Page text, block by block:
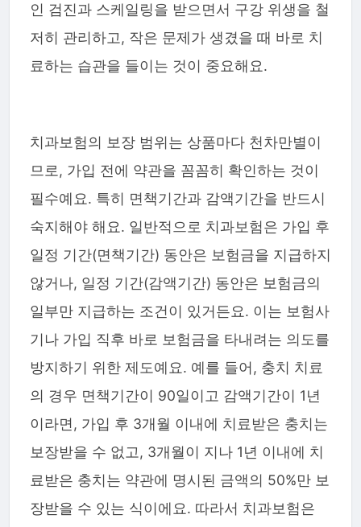
인 검진과 스케일링을 받으면서 구강 위생을 철
저히 관리하고, 작은 문제가 생겼을 때 바로 치
료하는 습관을 들이는 것이 중요해요.
치과보험의 보장 범위는 상품마다 천차만별이
므로, 가입 전에 약관을 꼼꼼히 확인하는 것이
필수예요. 특히 면책기간과 감액기간을 반드시
숙지해야 해요. 일반적으로 치과보험은 가입 후
일정 기간(면책기간) 동안은 보험금을 지급하지
않거나, 일정 기간(감액기간) 동안은 보험금의
일부만 지급하는 조건이 있거든요. 이는 보험사
기나 가입 직후 바로 보험금을 타내려는 의도를
방지하기 위한 제도예요. 예를 들어, 충치 치료
의 경우 면책기간이 90일이고 감액기간이 1년
이라면, 가입 후 3개월 이내에 치료받은 충치는
보장받을 수 없고, 3개월이 지나 1년 이내에 치
료받은 충치는 약관에 명시된 금액의 50%만 보
장받을 수 있는 식이에요. 따라서 치과보험은